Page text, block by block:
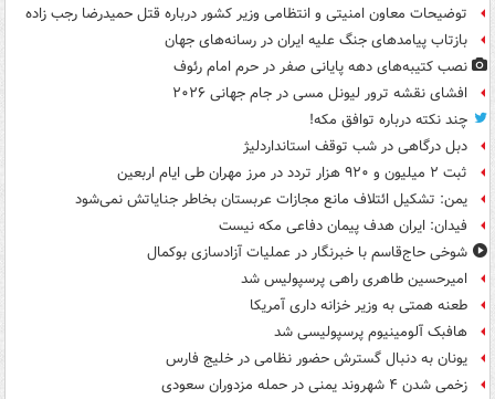
توضیحات معاون امنیتی و انتظامی وزیر کشور درباره قتل حمیدرضا رجب زاده
بازتاب پیامدهای جنگ علیه ایران در رسانه‌های جهان
نصب کتیبه‌های دهه پایانی صفر در حرم امام رئوف
افشای نقشه ترور لیونل مسی در جام جهانی ۲۰۲۶
چند نکته درباره توافق مکه!
دبل درگاهی در شب توقف استانداردلیژ
ثبت ۲ میلیون و ۹۲۰ هزار تردد در مرز مهران طی ایام اربعین
یمن: تشکیل ائتلاف مانع مجازات عربستان بخاطر جنایاتش نمی‌شود
فیدان: ایران هدف پیمان دفاعی مکه نیست
شوخی حاج‌قاسم با خبرنگار در عملیات آزادسازی بوکمال
امیرحسین طاهری راهی پرسپولیس شد
طعنه همتی به وزیر خزانه داری آمریکا
هافبک آلومینیوم پرسپولیسی شد
یونان به دنبال گسترش حضور نظامی در خلیج فارس
زخمی شدن ۴ شهروند یمنی در حمله مزدوران سعودی